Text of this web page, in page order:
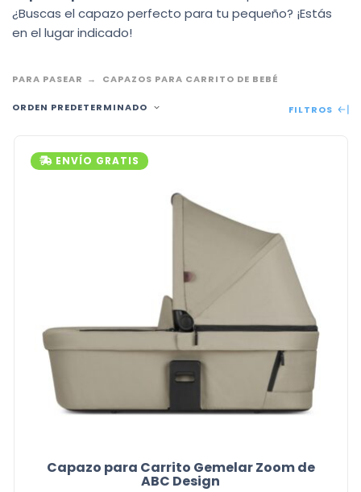
¿Buscas el capazo perfecto para tu pequeño? ¡Estás
en el lugar indicado!
PARA PASEAR CAPAZOS PARA CARRITO DE BEBÉ
ORDEN PREDETERMINADO FILTROS
ENVÍO GRATIS
Capazo para Carrito Gemelar Zoom de
ABC Design